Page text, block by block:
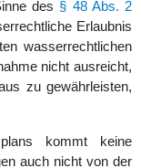
des § 48 Abs. 2
Erlaubnis
wasserrechtlichen
nicht ausreicht,
zu gewährleisten,
kommt keine
auch nicht von der